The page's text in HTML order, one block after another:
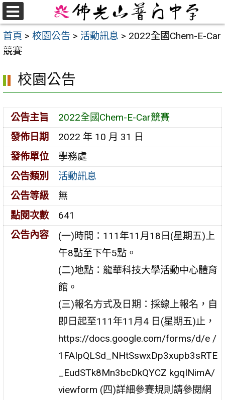
跳
至
主
要
首頁 > 校園公告 > 活動訊息 > 2022全國Chem-E-Car
競賽
校園公告
公告主旨
2022全國Chem-E-Car競賽
發佈日期
2022 年 10 月 31 日
發佈單位
學務處
公告類別
活動訊息
公告等級
無
點閱次數
641
公告內容
(一)時間：111年11月18日(星期五)上
午8點至下午5點。
(二)地點：龍華科技大學活動中心體育
館。
(三)報名方式及日期：採線上報名，自
即日起至111年11月4 日(星期五)止，
https://docs.google.com/forms/d/e /
1FAIpQLSd_NHtSswxDp3xupb3sRTE
_EudSTk8Mn3bcDkQYCZ kgqINimA/
viewform (四)詳細參賽規則請參閱網
選
單